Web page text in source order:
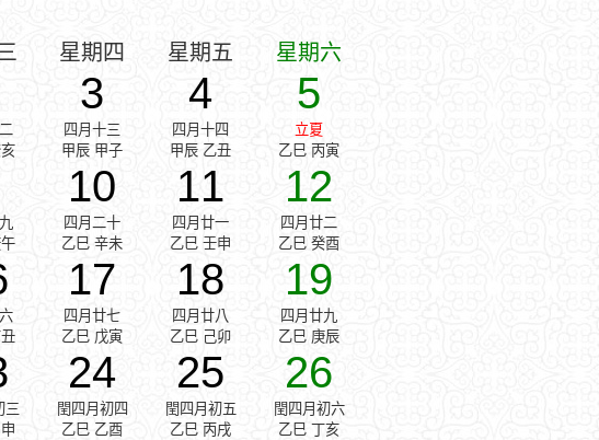
星期四 星期五 星期六
3
四月十三
甲辰 甲子
4
四月十四
甲辰 乙丑
5
立夏
乙巳 丙寅
10
四月二十
乙巳 辛未
11
四月廿一
乙巳 壬申
12
四月廿二
乙巳 癸酉
17
四月廿七
乙巳 戊寅
18
四月廿八
乙巳 己卯
19
四月廿九
乙巳 庚辰
三
24
閏四月初四
乙巳 乙酉
25
閏四月初五
乙巳 丙戌
26
閏四月初六
乙巳 丁亥